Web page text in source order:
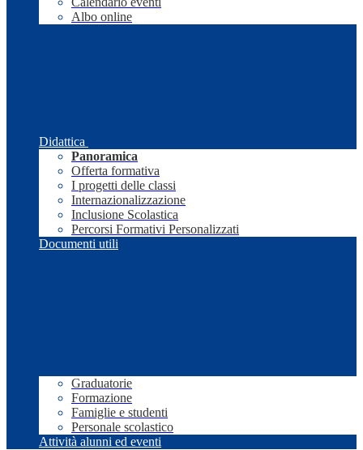
Albo online
Didattica
Panoramica
Offerta formativa
I progetti delle classi
Internazionalizzazione
Inclusione Scolastica
Percorsi Formativi Personalizzati
Documenti utili
Graduatorie
Formazione
Famiglie e studenti
Personale scolastico
Attività alunni ed eventi